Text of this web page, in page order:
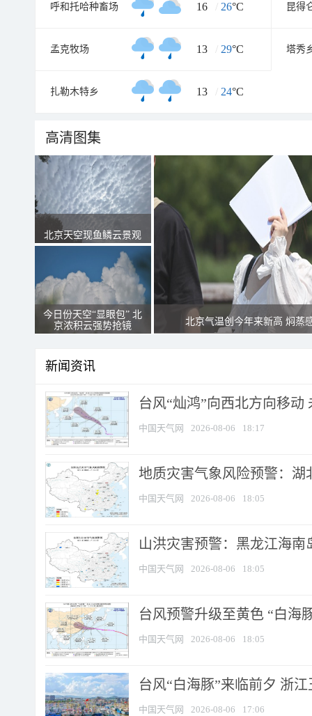
呼和托哈种畜场 16 / 26°C 昆得
孟克牧场 13 / 29°C 塔秀
扎勒木特乡 13 / 24°C
高清图集
北京天空现鱼鳞云景观
今日份天空“显眼包” 北
京浓积云强势抢镜
北京气温创今年来新高 焖蒸
新闻资讯
台风“灿鸿”向西北方向移动
中国天气网 2026-08-06 18:17
地质灾害气象风险预警：湖
中国天气网 2026-08-06 18:05
山洪灾害预警：黑龙江海
中国天气网 2026-08-06 18:05
台风预警升级至黄色 “白海
中国天气网 2026-08-06 18:05
台风“白海豚”来临前夕 浙
中国天气网 2026-08-06 17:06